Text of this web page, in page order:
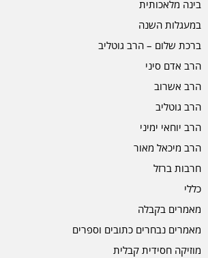
בינה מלאכותית
במעגלות השנה
ברכת שלום – הרב גוטליב
הרב אדם סיני
הרב אשרוב
הרב גוטליב
הרב יוחאי ימיני
הרב מיכאל מאור
חרבות ברזל
כללי
מאמרים בקבלה
מאמרים נבחרים כתובים וספרים
מוזיקה חסידית קבלית